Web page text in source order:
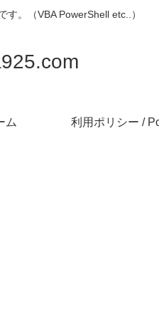
。（VBA PowerShell etc..）
ム 利用ポリシー /